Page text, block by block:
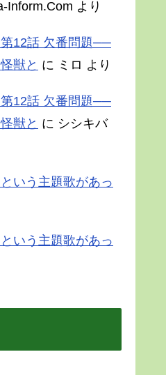
Inform.Com より
第12話 欠番問題──
獣と に ミロ より
第12話 欠番問題──
獣と に シシキバ
いう主題歌があっ
いう主題歌があっ